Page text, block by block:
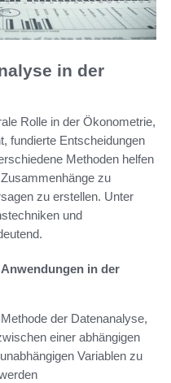
in der
Rolle in der Ökonometrie,
fundierte Entscheidungen
Methoden helfen
zu
zu erstellen. Unter
und
in der
der Datenanalyse,
einer abhängigen
Variablen zu